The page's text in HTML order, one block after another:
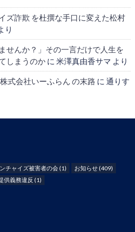
ズ詐欺 を杜撰な手口に変えた松村
り
せんか？」その一言だけで人生を
しまうのかに 米澤真由香サマ より
式会社いーふらん の末路 に 通りす
チャイズ被害者の会(1) お知らせ(409)
供義務違反 (1)